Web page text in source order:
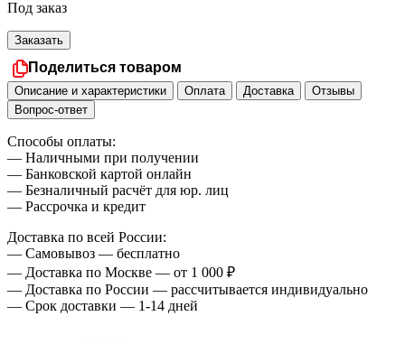
Под заказ
Заказать
Поделиться товаром
Описание и характеристики Оплата Доставка
Отзывы
Вопрос-ответ
Способы оплаты:
— Наличными при получении
— Банковской картой онлайн
— Безналичный расчёт для юр. лиц
— Рассрочка и кредит
Доставка по всей России:
— Самовывоз — бесплатно
— Доставка по Москве — от 1 000 ₽
— Доставка по России — рассчитывается индивидуально
— Срок доставки — 1-14 дней